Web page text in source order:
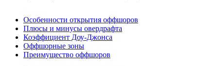
Особенности открытия оффшоров
Плюсы и минусы овердрафта
Коэффициент Доу-Джонса
Оффшорные зоны
Преимущество оффшоров